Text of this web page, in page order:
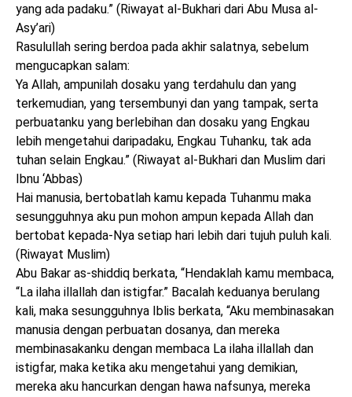
yang ada padaku.” (Riwayat al-Bukhari dari Abu Musa al-
Asy’ari)
Rasulullah sering berdoa pada akhir salatnya, sebelum
mengucapkan salam:
Ya Allah, ampunilah dosaku yang terdahulu dan yang
terkemudian, yang tersembunyi dan yang tampak, serta
perbuatanku yang berlebihan dan dosaku yang Engkau
lebih mengetahui daripadaku, Engkau Tuhanku, tak ada
tuhan selain Engkau.” (Riwayat al-Bukhari dan Muslim dari
Ibnu ‘Abbas)
Hai manusia, bertobatlah kamu kepada Tuhanmu maka
sesungguhnya aku pun mohon ampun kepada Allah dan
bertobat kepada-Nya setiap hari lebih dari tujuh puluh kali.
(Riwayat Muslim)
Abu Bakar as-shiddiq berkata, “Hendaklah kamu membaca,
“La ilaha illallah dan istigfar.” Bacalah keduanya berulang
kali, maka sesungguhnya Iblis berkata, “Aku membinasakan
manusia dengan perbuatan dosanya, dan mereka
membinasakanku dengan membaca La ilaha illallah dan
istigfar, maka ketika aku mengetahui yang demikian,
mereka aku hancurkan dengan hawa nafsunya, mereka